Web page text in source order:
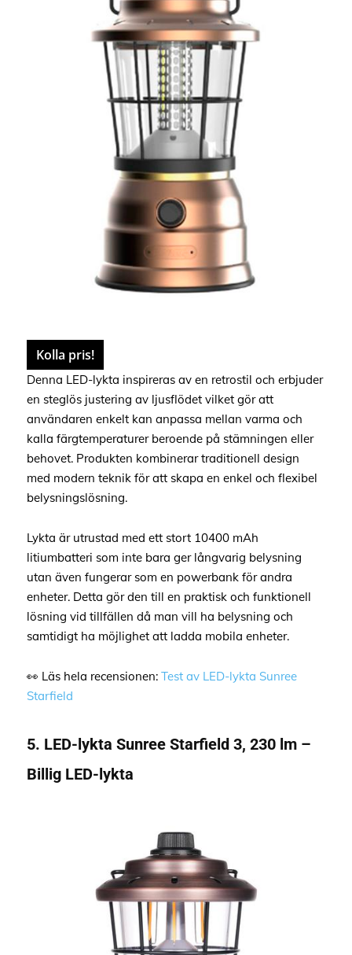
Kolla pris!
Denna LED-lykta inspireras av en retrostil och erbjuder
en steglös justering av ljusflödet vilket gör att
användaren enkelt kan anpassa mellan varma och
kalla färgtemperaturer beroende på stämningen eller
behovet. Produkten kombinerar traditionell design
med modern teknik för att skapa en enkel och flexibel
belysningslösning.
Lykta är utrustad med ett stort 10400 mAh
litiumbatteri som inte bara ger långvarig belysning
utan även fungerar som en powerbank för andra
enheter. Detta gör den till en praktisk och funktionell
lösning vid tillfällen då man vill ha belysning och
samtidigt ha möjlighet att ladda mobila enheter.
👀 Läs hela recensionen: Test av LED-lykta Sunree
Starfield
5. LED-lykta Sunree Starfield 3, 230 lm –
Billig LED-lykta